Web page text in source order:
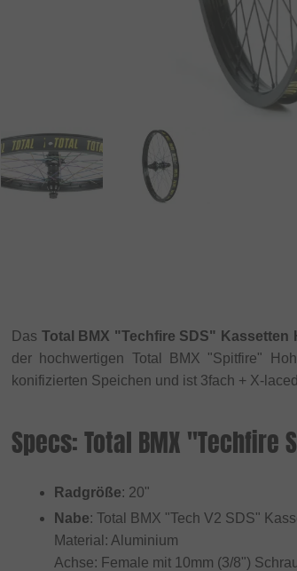
Das Total BMX "Techfire SDS" Kassetten
der hochwertigen Total BMX "Spitfire"
konifizierten Speichen und ist 3fach + X-
Specs: Total BMX "Techfire
Radgröße: 20"
Nabe: Total BMX "Tech V2 SDS"
Material: Aluminium
Achse: Female mit 10mm (3/8")